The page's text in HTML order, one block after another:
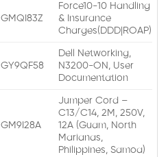
GMQI83Z
Force10-10 Handling
& Insurance
Charges(DDD|ROAP)
GY9QF58
Dell Networking,
N3200-ON, User
Documentation
GM9I28A
Jumper Cord –
C13/C14, 2M, 250V,
12A (Guam, North
Marianas,
Philippines, Samoa)